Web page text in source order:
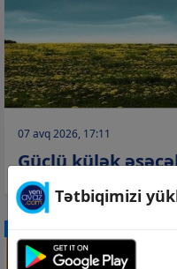
07 avq 2026, 17:11
Güclü külək
Tətbiqimizi